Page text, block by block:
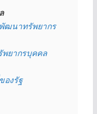
ฒนาทรัพยากร
ยากรบุคคล
องรัฐ